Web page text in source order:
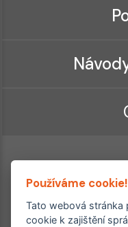
Používáme cookie!
Tato webová stránka
cookie k zajištění